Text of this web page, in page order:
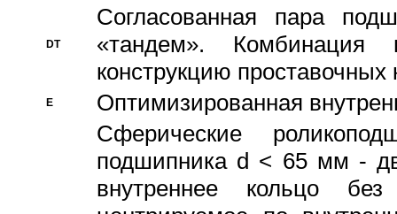
DT
Согласованная пара
«тандем».
конструкцию проставочных
E
Оптимизированная
Сферические
подшипника d < 65 мм -
внутреннее кольцо